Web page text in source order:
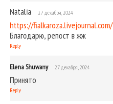
Natalia 27 декабря, 2024
https://fialkaroza.livejournal.com/
Благодарю, репост в жж
Reply
Elena Shuwany 27 декабря, 2024
Принято
Reply